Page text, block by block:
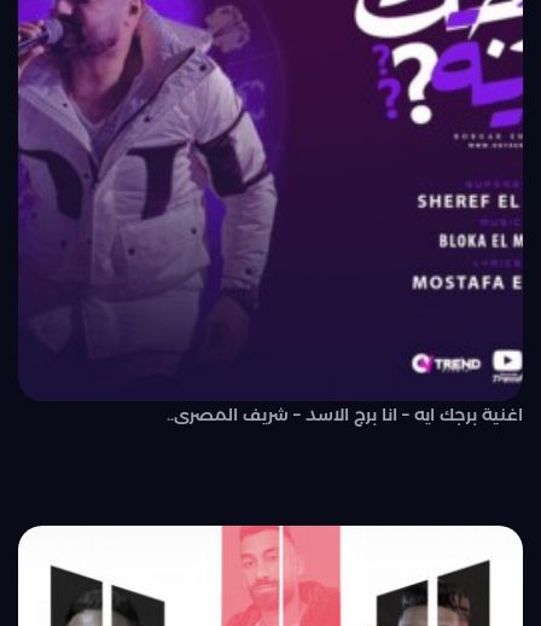
اغنية برجك ايه – انا برج الاسد – شريف المصرى..